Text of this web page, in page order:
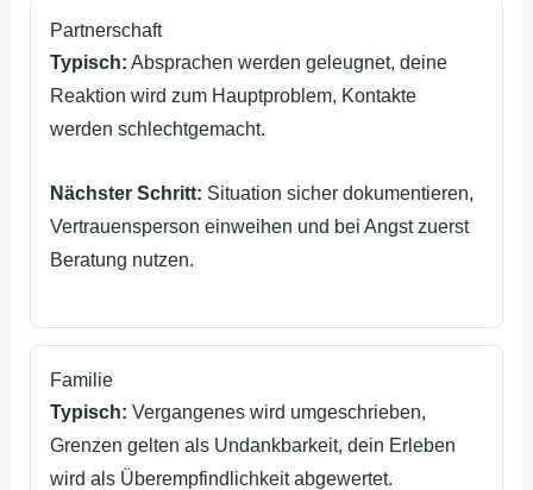
Partnerschaft
Typisch: Absprachen werden geleugnet, deine
Reaktion wird zum Hauptproblem, Kontakte
werden schlechtgemacht.
Nächster Schritt: Situation sicher dokumentieren,
Vertrauensperson einweihen und bei Angst zuerst
Beratung nutzen.
Familie
Typisch: Vergangenes wird umgeschrieben,
Grenzen gelten als Undankbarkeit, dein Erleben
wird als Überempfindlichkeit abgewertet.